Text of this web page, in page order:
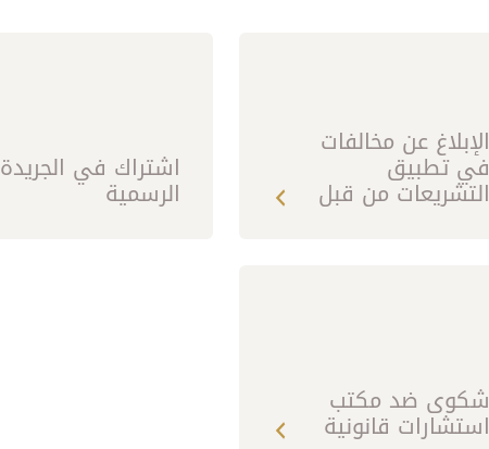
الإبلاغ عن مخالفات
في تطبيق
التشريعات من قبل
الجهات الحكومية
اشتراك في الجريدة
الرسمية
شكوى ضد مكتب
استشارات قانونية